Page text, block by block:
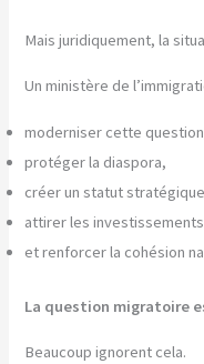
Mais juridiquement, la
Un ministère de
moderniser cette
protéger la diaspora,
créer un statut
attirer les
et renforcer la cohésion
La question migratoire
Beaucoup ignorent cela.